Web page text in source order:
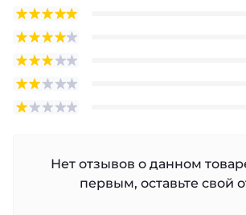
Нет отзывов о данном
первым, оставьте свой